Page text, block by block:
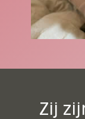
Zij